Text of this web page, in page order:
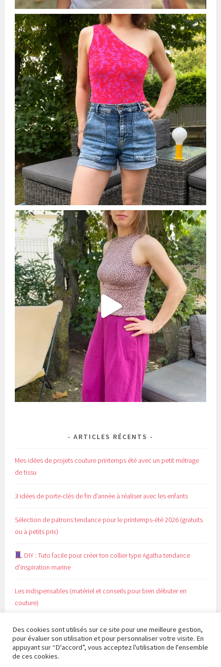
ARTICLES RÉCENTS
Mes idées de projets couture printemps été avec un petit métrage
de tissu
3 idées de porte-clés de fin d’année à réaliser avec les enfants
Sélection de patrons tendance pour le printemps-été 2026 (gratuits
ou à petits prix)
DIY : Tuto facile pour créer ton collier type Agatha tendance
d’inspiration marine
Les indispensables (matériel et conseils pour bien débuter en
couture)
Des cookies sont utilisés sur ce site pour une meilleure gestion,
pour évaluer son utilisation et pour personnaliser votre visite. En
appuyant sur “D'accord”, vous acceptez l'utilisation de l'ensemble
de ces cookies.